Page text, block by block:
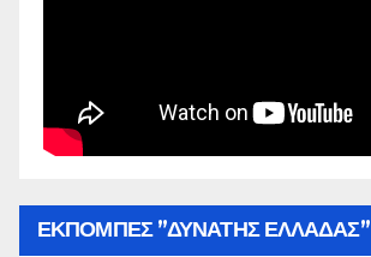
ΕΚΠΟΜΠΕΣ ”ΔΥΝΑΤΗΣ ΕΛΛΑΔΑΣ”